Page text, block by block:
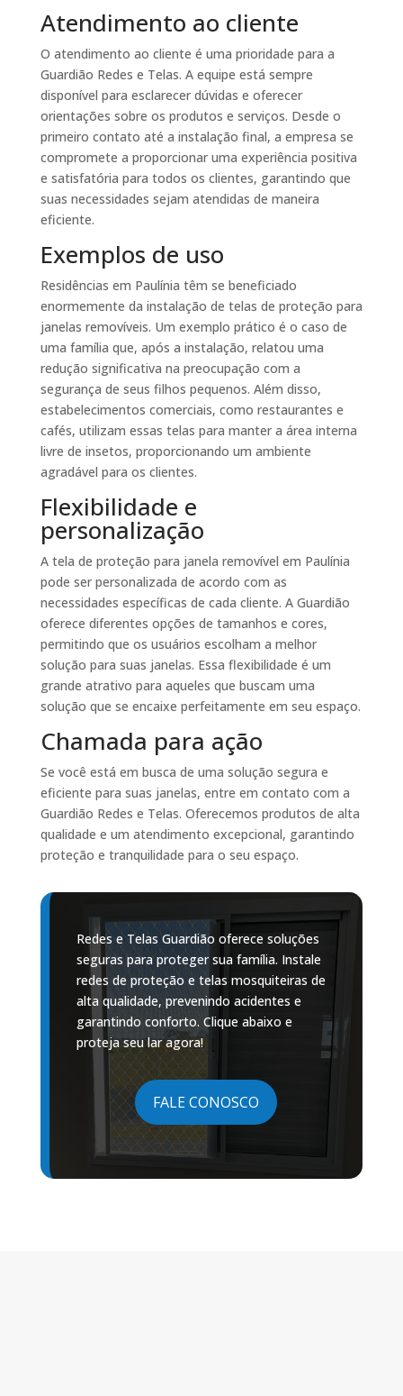
Atendimento ao cliente
O atendimento ao cliente é uma prioridade para a
Guardião Redes e Telas. A equipe está sempre
disponível para esclarecer dúvidas e oferecer
orientações sobre os produtos e serviços. Desde o
primeiro contato até a instalação final, a empresa se
compromete a proporcionar uma experiência positiva
e satisfatória para todos os clientes, garantindo que
suas necessidades sejam atendidas de maneira
eficiente.
Exemplos de uso
Residências em Paulínia têm se beneficiado
enormemente da instalação de telas de proteção para
janelas removíveis. Um exemplo prático é o caso de
uma família que, após a instalação, relatou uma
redução significativa na preocupação com a
segurança de seus filhos pequenos. Além disso,
estabelecimentos comerciais, como restaurantes e
cafés, utilizam essas telas para manter a área interna
livre de insetos, proporcionando um ambiente
agradável para os clientes.
Flexibilidade e
personalização
A tela de proteção para janela removível em Paulínia
pode ser personalizada de acordo com as
necessidades específicas de cada cliente. A Guardião
oferece diferentes opções de tamanhos e cores,
permitindo que os usuários escolham a melhor
solução para suas janelas. Essa flexibilidade é um
grande atrativo para aqueles que buscam uma
solução que se encaixe perfeitamente em seu espaço.
Chamada para ação
Se você está em busca de uma solução segura e
eficiente para suas janelas, entre em contato com a
Guardião Redes e Telas. Oferecemos produtos de alta
qualidade e um atendimento excepcional, garantindo
proteção e tranquilidade para o seu espaço.
Redes e Telas Guardião oferece soluções
seguras para proteger sua família. Instale
redes de proteção e telas mosquiteiras de
alta qualidade, prevenindo acidentes e
garantindo conforto. Clique abaixo e
proteja seu lar agora!
FALE CONOSCO